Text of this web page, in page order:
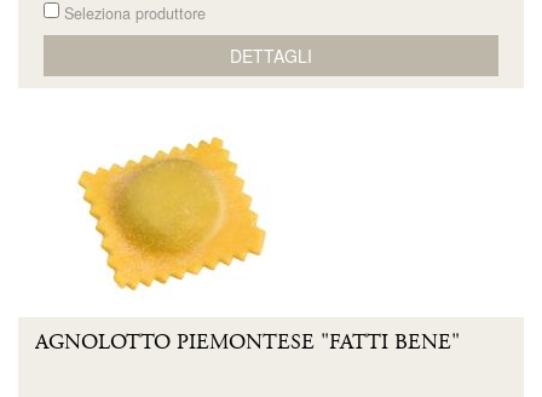
Seleziona produttore
DETTAGLI
AGNOLOTTO PIEMONTESE "FATTI BENE"